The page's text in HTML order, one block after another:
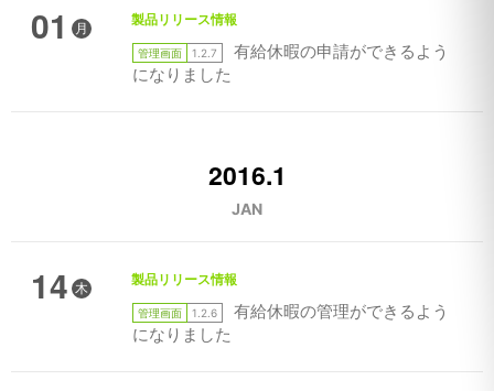
01 月
製品リリース情報
管理画面 1.2.7
有給休暇の申請ができるよう
になりました
2016.1
JAN
14 木
製品リリース情報
管理画面 1.2.6
有給休暇の管理ができるよう
になりました